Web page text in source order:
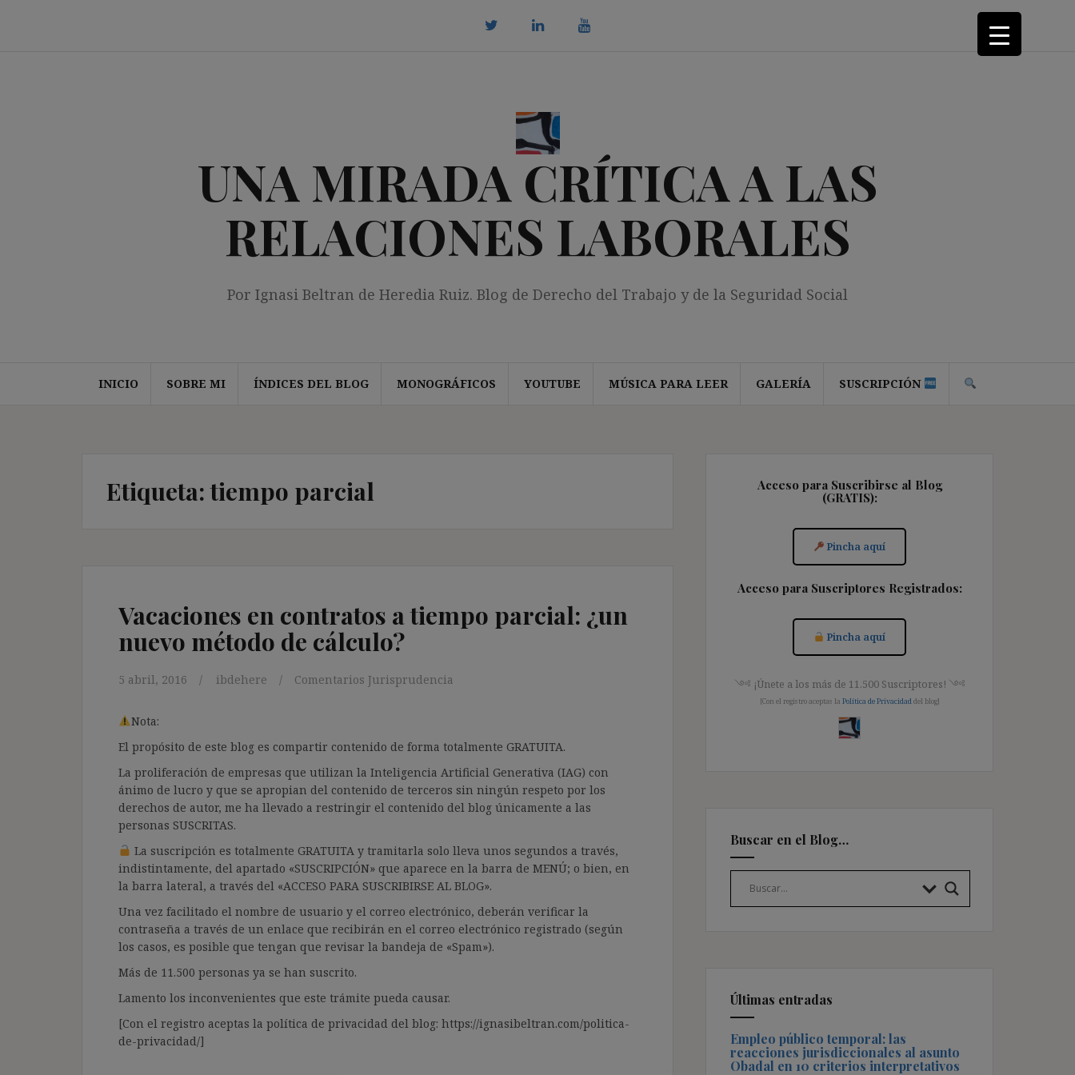
UNA MIRADA CRÍTICA A LAS
RELACIONES LABORALES
Por Ignasi Beltran de Heredia Ruiz. Blog de Derecho del Trabajo y de la Seguridad Social
INICIO SOBRE MI ÍNDICES DEL BLOG MONOGRÁFICOS YOUTUBE MÚSICA PARA LEER GALERÍA SUSCRIPCIÓN
Etiqueta:tiempo parcial
Vacaciones en contratos a tiempo parcial: ¿un
nuevo método de cálculo?
5 abril, 2016 ibdehere Comentarios Jurisprudencia
Nota:
El propósito de este blog es compartir contenido de forma totalmente GRATUITA.
La proliferación de empresas que utilizan la Inteligencia Artificial Generativa (IAG) con
ánimo de lucro y que se apropian del contenido de terceros sin ningún respeto por los
derechos de autor, me ha llevado a restringir el contenido del blog únicamente a las
personas SUSCRITAS.
La suscripción es totalmente GRATUITA y tramitarla solo lleva unos segundos a través,
indistintamente, del apartado «SUSCRIPCIÓN» que aparece en la barra de MENÚ; o bien, en
la barra lateral, a través del «ACCESO PARA SUSCRIBIRSE AL BLOG».
Una vez facilitado el nombre de usuario y el correo electrónico, deberán verificar la
contraseña a través de un enlace que recibirán en el correo electrónico registrado (según
los casos, es posible que tengan que revisar la bandeja de «Spam»).
Más de 11.500 personas ya se han suscrito.
Lamento los inconvenientes que este trámite pueda causar.
[Con el registro aceptas la política de privacidad del blog: https://ignasibeltran.com/politica-
de-privacidad/]
Acceso para Suscribirse al Blog
(GRATIS):
Pincha aquí
Acceso para Suscriptores Registrados:
Pincha aquí
༺ ¡Únete a los más de 11.500 Suscriptores! ༺
[Con el registro aceptas la Política de Privacidad del blog]
Buscar en el Blog…
Últimas entradas
Empleo público temporal: las
reacciones jurisdiccionales al asunto
Obadal en 10 criterios interpretativos